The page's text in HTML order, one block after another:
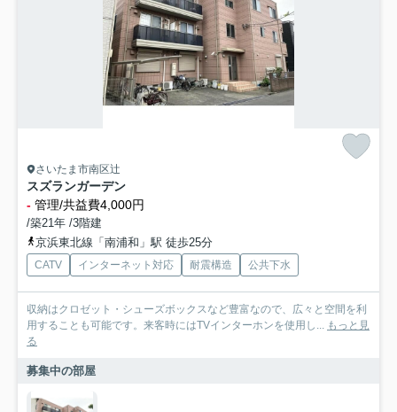
さいたま市南区辻
スズランガーデン
- 管理/共益費4,000円
/築21年 /3階建
京浜東北線「南浦和」駅 徒歩25分
CATV インターネット対応 耐震構造 公共下水
収納はクロゼット・シューズボックスなど豊富なので、広々と空間を利
用することも可能です。来客時にはTVインターホンを使用し...
もっと見
る
募集中の部屋